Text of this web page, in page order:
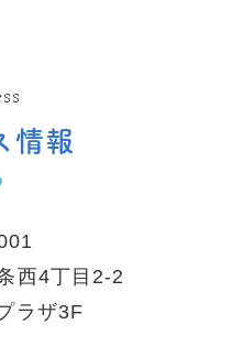
情報
西4丁目2-2
ラザ3F